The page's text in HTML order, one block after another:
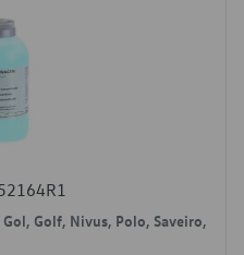
Gol, Golf, Nivus, Polo, Saveiro,